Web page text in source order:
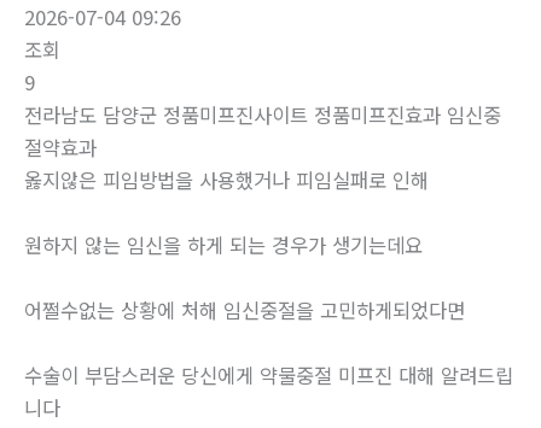
2026-07-04 09:26
조회
9
전라남도 담양군 정품미프진사이트 정품미프진효과 임신중
절약효과
옳지않은 피임방법을 사용했거나 피임실패로 인해
원하지 않는 임신을 하게 되는 경우가 생기는데요
어쩔수없는 상황에 처해 임신중절을 고민하게되었다면
수술이 부담스러운 당신에게 약물중절 미프진 대해 알려드립
니다